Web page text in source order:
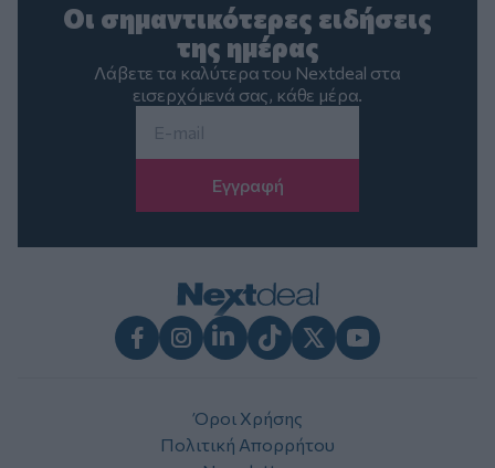
Οι σημαντικότερες ειδήσεις
της ημέρας
Λάβετε τα καλύτερα του Nextdeal στα
εισερχόμενά σας, κάθε μέρα.
Όροι Χρήσης
Πολιτική Απορρήτου